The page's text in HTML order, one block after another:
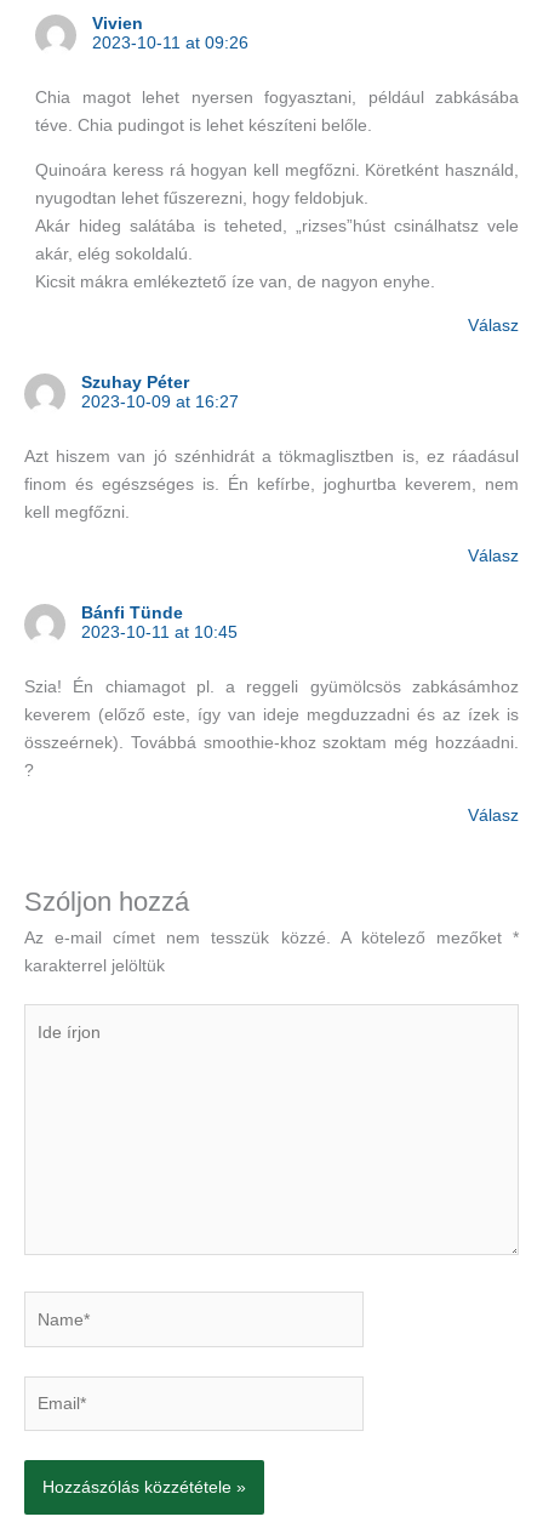
Vivien
2023-10-11 at 09:26
Chia magot lehet nyersen fogyasztani, például zabkásába
téve. Chia pudingot is lehet készíteni belőle.
Quinoára keress rá hogyan kell megfőzni. Köretként használd,
nyugodtan lehet fűszerezni, hogy feldobjuk.
Akár hideg salátába is teheted, „rizses”húst csinálhatsz vele
akár, elég sokoldalú.
Kicsit mákra emlékeztető íze van, de nagyon enyhe.
Válasz
Szuhay Péter
2023-10-09 at 16:27
Azt hiszem van jó szénhidrát a tökmaglisztben is, ez ráadásul
finom és egészséges is. Én kefírbe, joghurtba keverem, nem
kell megfőzni.
Válasz
Bánfi Tünde
2023-10-11 at 10:45
Szia! Én chiamagot pl. a reggeli gyümölcsös zabkásámhoz
keverem (előző este, így van ideje megduzzadni és az ízek is
összeérnek). Továbbá smoothie-khoz szoktam még hozzáadni.
?
Válasz
Szóljon hozzá
Az e-mail címet nem tesszük közzé. A kötelező mezőket*
karakterrel jelöltük